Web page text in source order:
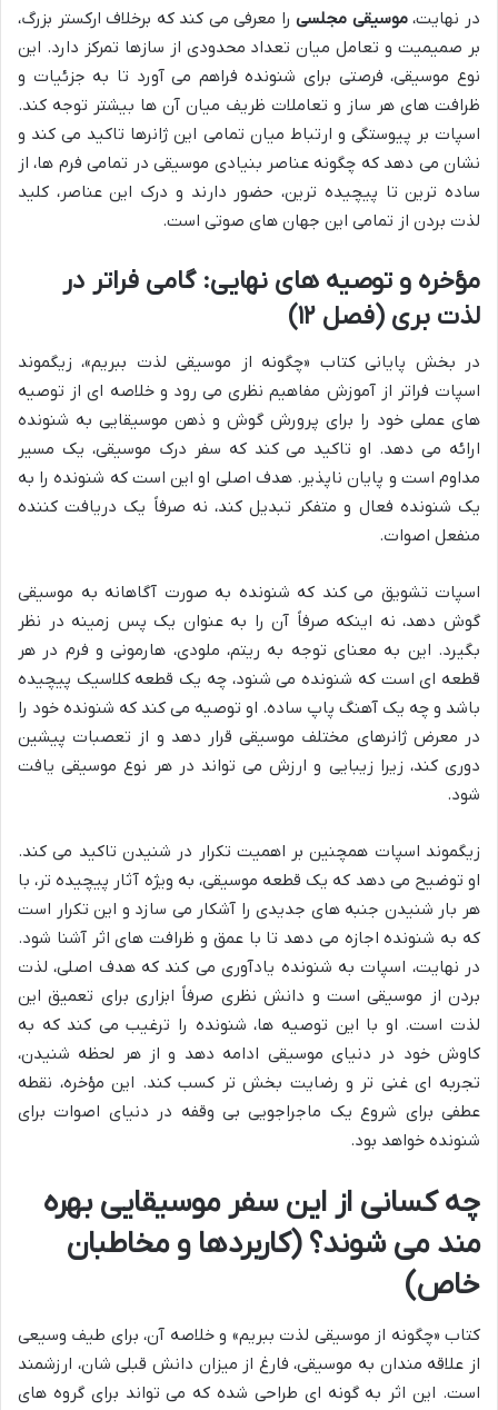
در نهایت،موسیقی مجلسیرا معرفی می کند که برخلاف ارکستر بزرگ،
بر صمیمیت و تعامل میان تعداد محدودی از سازها تمرکز دارد. این
نوع موسیقی، فرصتی برای شنونده فراهم می آورد تا به جزئیات و
ظرافت های هر ساز و تعاملات ظریف میان آن ها بیشتر توجه کند.
اسپات بر پیوستگی و ارتباط میان تمامی این ژانرها تاکید می کند و
نشان می دهد که چگونه عناصر بنیادی موسیقی در تمامی فرم ها، از
ساده ترین تا پیچیده ترین، حضور دارند و درک این عناصر، کلید
لذت بردن از تمامی این جهان های صوتی است.
مؤخره و توصیه های نهایی: گامی فراتر در
لذت بری (فصل ۱۲)
در بخش پایانی کتاب «چگونه از موسیقی لذت ببریم»، زیگموند
اسپات فراتر از آموزش مفاهیم نظری می رود و خلاصه ای از توصیه
های عملی خود را برای پرورش گوش و ذهن موسیقایی به شنونده
ارائه می دهد. او تاکید می کند که سفر درک موسیقی، یک مسیر
مداوم است و پایان ناپذیر. هدف اصلی او این است که شنونده را به
یک شنونده فعال و متفکر تبدیل کند، نه صرفاً یک دریافت کننده
منفعل اصوات.
اسپات تشویق می کند که شنونده به صورت آگاهانه به موسیقی
گوش دهد، نه اینکه صرفاً آن را به عنوان یک پس زمینه در نظر
بگیرد. این به معنای توجه به ریتم، ملودی، هارمونی و فرم در هر
قطعه ای است که شنونده می شنود، چه یک قطعه کلاسیک پیچیده
باشد و چه یک آهنگ پاپ ساده. او توصیه می کند که شنونده خود را
در معرض ژانرهای مختلف موسیقی قرار دهد و از تعصبات پیشین
دوری کند، زیرا زیبایی و ارزش می تواند در هر نوع موسیقی یافت
شود.
زیگموند اسپات همچنین بر اهمیت تکرار در شنیدن تاکید می کند.
او توضیح می دهد که یک قطعه موسیقی، به ویژه آثار پیچیده تر، با
هر بار شنیدن جنبه های جدیدی را آشکار می سازد و این تکرار است
که به شنونده اجازه می دهد تا با عمق و ظرافت های اثر آشنا شود.
در نهایت، اسپات به شنونده یادآوری می کند که هدف اصلی، لذت
بردن از موسیقی است و دانش نظری صرفاً ابزاری برای تعمیق این
لذت است. او با این توصیه ها، شنونده را ترغیب می کند که به
کاوش خود در دنیای موسیقی ادامه دهد و از هر لحظه شنیدن،
تجربه ای غنی تر و رضایت بخش تر کسب کند. این مؤخره، نقطه
عطفی برای شروع یک ماجراجویی بی وقفه در دنیای اصوات برای
شنونده خواهد بود.
چه کسانی از این سفر موسیقایی بهره
مند می شوند؟ (کاربردها و مخاطبان
خاص)
کتاب «چگونه از موسیقی لذت ببریم» و خلاصه آن، برای طیف وسیعی
از علاقه مندان به موسیقی، فارغ از میزان دانش قبلی شان، ارزشمند
است. این اثر به گونه ای طراحی شده که می تواند برای گروه های